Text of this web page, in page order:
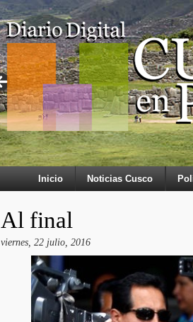
Inicio Noticias Cusco
Al final
viernes, 22 julio, 2016